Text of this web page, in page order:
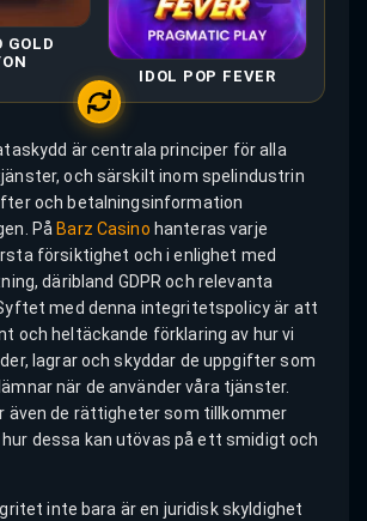
GOLD
IDOL POP FEVER
är centrala principer för alla
och särskilt inom spelindustrin
och betalningsinformation
På Barz Casino hanteras varje
försiktighet och i enlighet med
däribland GDPR och relevanta
med denna integritetspolicy är att
och heltäckande förklaring av hur vi
lagrar och skyddar de uppgifter som
när de använder våra tjänster.
även de rättigheter som tillkommer
dessa kan utövas på ett smidigt och
inte bara är en juridisk skyldighet